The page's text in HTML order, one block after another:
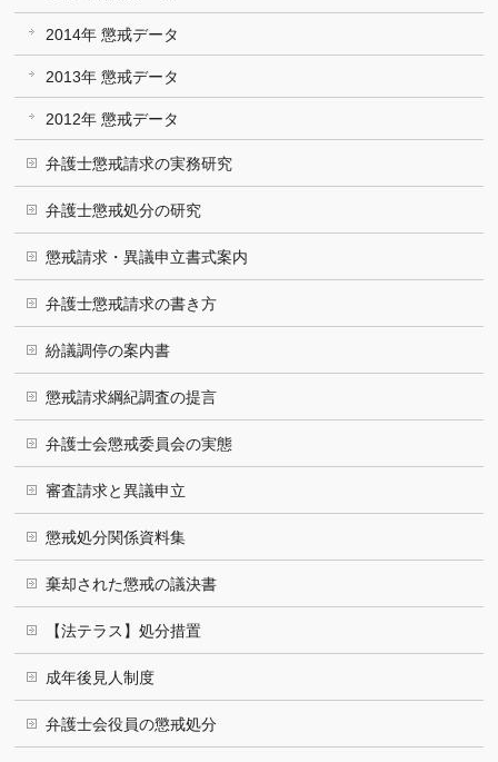
2014年 懲戒データ
2013年 懲戒データ
2012年 懲戒データ
弁護士懲戒請求の実務研究
弁護士懲戒処分の研究
懲戒請求・異議申立書式案内
弁護士懲戒請求の書き方
紛議調停の案内書
懲戒請求綱紀調査の提言
弁護士会懲戒委員会の実態
審査請求と異議申立
懲戒処分関係資料集
棄却された懲戒の議決書
【法テラス】処分措置
成年後見人制度
弁護士会役員の懲戒処分